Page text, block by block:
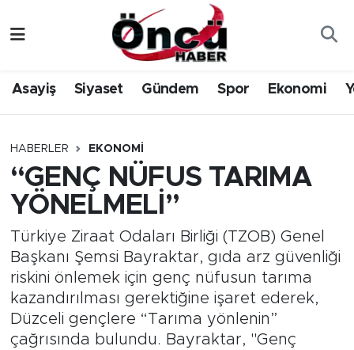
Asayiş Siyaset Gündem Spor Ekonomi
HABERLER EKONOMI
“GENÇ NÜFUS TARIMA
YÖNELMELİ”
Türkiye Ziraat Odaları Birliği (TZOB) Genel
Başkanı Şemsi Bayraktar, gıda arz güvenliği
riskini önlemek için genç nüfusun tarıma
kazandırılması gerektiğine işaret ederek,
Düzceli gençlere “Tarıma yönlenin”
çağrısında bulundu. Bayraktar, "Genç
Gündem
Sağlık & Çevre
Spor
Yerel Haber
Öncü Radyo Dinle
Öncü TV İzle
Düzce Nöbetçi Eczaneler
Düzce Hava Durumu
Düzce Namaz Vakitleri
Düzce Trafik Yoğunluk Haritası
Tüm Manşetler
Son Dakika Haberleri
Haber Arşivi